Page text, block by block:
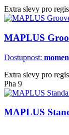
Extra slevy pro
MAPLUS
Dostupnost:
Extra slevy pro
Pha 9
MAPLUS